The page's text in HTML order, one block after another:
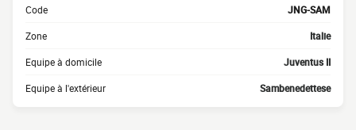
Code JNG-SAM
Zone Italie
Equipe à domicile Juventus II
Equipe à l'extérieur Sambenedettese